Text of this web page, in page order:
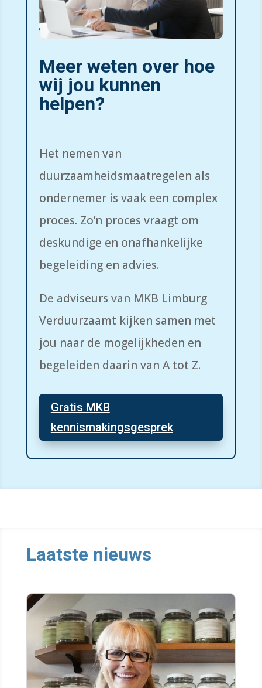
Meer weten over hoe
wij jou kunnen
helpen?
Het nemen van
duurzaamheidsmaatregelen als
ondernemer is vaak een complex
proces. Zo’n proces vraagt om
deskundige en onafhankelijke
begeleiding en advies.
De adviseurs van MKB Limburg
Verduurzaamt kijken samen met
jou naar de mogelijkheden en
begeleiden daarin van A tot Z.
Gratis MKB
kennismakingsgesprek
Laatste nieuws